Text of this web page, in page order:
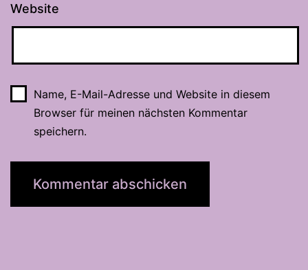
Website
Name, E-Mail-Adresse und Website in diesem
Browser für meinen nächsten Kommentar
speichern.